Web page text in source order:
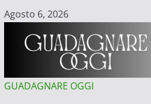
Vai
contenuto
Agosto 6, 2026
GUADAGNARE OGGI